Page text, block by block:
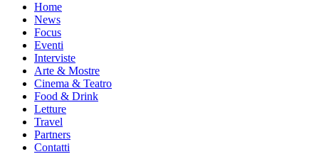
Home
News
Focus
Eventi
Interviste
Arte & Mostre
Cinema & Teatro
Food & Drink
Letture
Travel
Partners
Contatti